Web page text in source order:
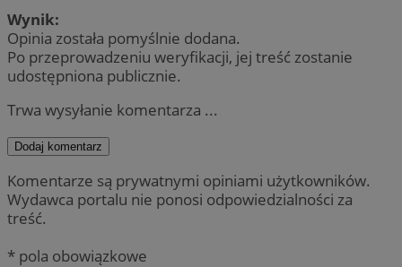
Wynik:
Opinia została pomyślnie dodana.
Po przeprowadzeniu weryfikacji, jej treść zostanie
udostępniona publicznie.
Trwa wysyłanie komentarza ...
Dodaj komentarz
Komentarze są prywatnymi opiniami użytkowników.
Wydawca portalu nie ponosi odpowiedzialności za
treść.
* pola obowiązkowe